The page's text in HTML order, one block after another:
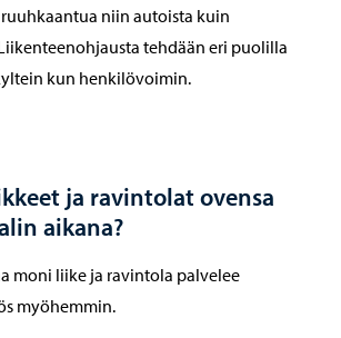
ruuhkaantua niin autoista kuin
tehdään eri puolilla
kun henkilövoimin.
ja ravintolat ovensa
aikana?
moni liike ja ravintola palvelee
myöhemmin.